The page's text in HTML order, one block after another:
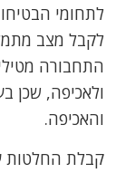
לתחומי
לקבל מצב
התחבורה
ולאכיפה, שכן
והאכיפה.
קבלת החלטות